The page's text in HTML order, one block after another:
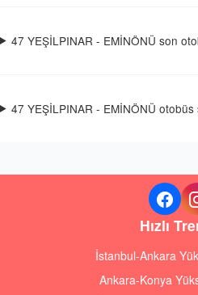
47 YEŞİLPINAR - EMİNÖNÜ son
47 YEŞİLPINAR - EMİNÖNÜ otobüs
Hızlı
İstanbul-Ankara
Ankara-Konya